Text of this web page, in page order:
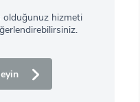
olduğunuz hizmeti